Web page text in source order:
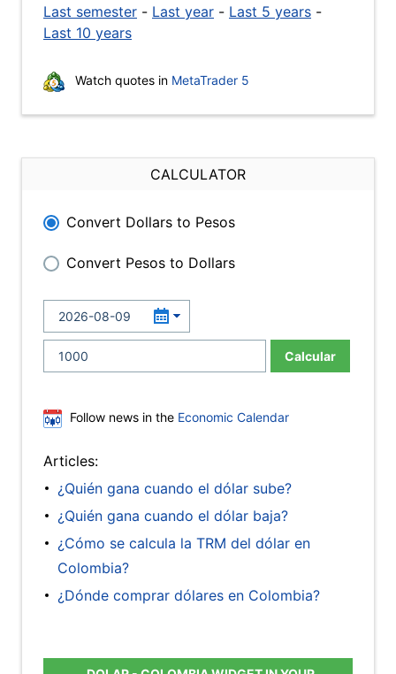
Last semester - Last year - Last 5 years -
Last 10 years
Watch quotes in MetaTrader 5
CALCULATOR
Convert Dollars to Pesos
Convert Pesos to Dollars
Calcular
Follow news in the Economic Calendar
Articles:
¿Quién gana cuando el dólar sube?
¿Quién gana cuando el dólar baja?
¿Cómo se calcula la TRM del dólar en
Colombia?
¿Dónde comprar dólares en Colombia?